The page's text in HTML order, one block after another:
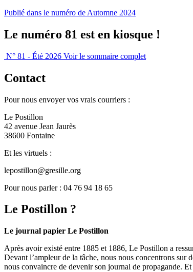
Publié dans le numéro de Automne 2024
Le numéro 81 est en kiosque !
N° 81 - Été 2026 Voir le sommaire complet
Contact
Pour nous envoyer vos vrais courriers :
Le Postillon
42 avenue Jean Jaurès
38600 Fontaine
Et les virtuels :
lepostillon@gresille.org
Pour nous parler : 04 76 94 18 65
Le Postillon ?
Le journal papier Le Postillon
Après avoir existé entre 1885 et 1886, Le Postillon a
Devant l’ampleur de la tâche, nous nous concentrons sur
nous convaincre de devenir son journal de propagande.